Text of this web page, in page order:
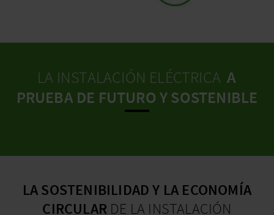
LA INSTALACIÓN ELÉCTRICA A
PRUEBA DE FUTURO Y SOSTENIBLE
LA SOSTENIBILIDAD Y LA ECONOMÍA
CIRCULAR DE LA INSTALACIÓN